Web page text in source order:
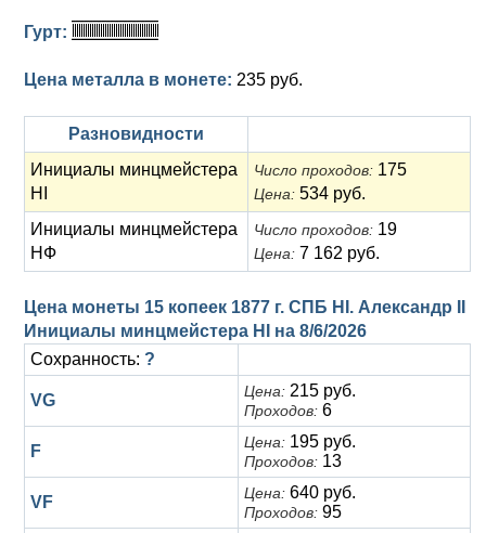
Для Речи Посполитой
Гурт:
Цена металла в монете: 235 руб.
Разновидности
Инициалы минцмейстера
НІ
Число проходов: 175
Цена: 534 руб.
Инициалы минцмейстера
НФ
Число проходов: 19
Цена: 7 162 руб.
Цена монеты 15 копеек 1877 г. СПБ HI. Александр II
Инициалы минцмейстера НІ на 8/6/2026
Сохранность: ?
VG Цена: 215 руб.
Проходов: 6
F Цена: 195 руб.
Проходов: 13
VF Цена: 640 руб.
Проходов: 95